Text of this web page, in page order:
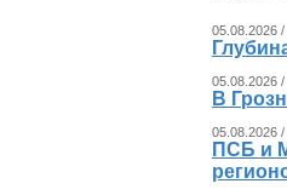
05.08.2026
05.08.2026
В
05.08.2026 /
ПСБ и